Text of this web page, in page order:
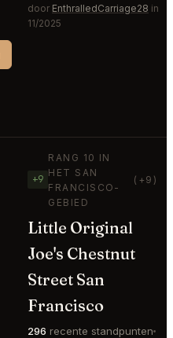
door EnthralledCarriage28 in
11/2025
+9
RANG 10 IN
HET SAN
FRANCISCO-
GEBIED
(+9)
Little Original
Joe's Chestnut
Street San
Francisco
296 recente standpunten